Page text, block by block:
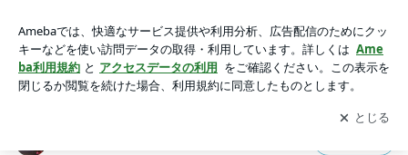
アプリをダウンロードして ブログの更新通知
を受け取りまし
ょう。
開く